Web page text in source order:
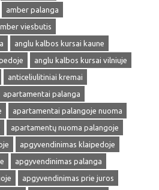
amber palanga
viesbutis
anglu kalbos kursai kaune
anglu kalbos kursai vilniuje
anticeliulitiniai kremai
apartamentai palanga
apartamentai palangoje nuoma
apartamentų nuoma palangoje
apgyvendinimas klaipedoje
apgyvendinimas palanga
apgyvendinimas prie juros